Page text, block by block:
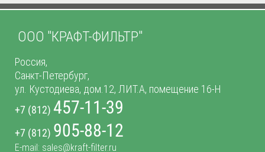
ООО "КРАФТ-ФИЛЬТР"
Россия,
Санкт-Петербург,
ул. Кустодиева, дом.12, ЛИТ.А, помещение 16-Н
+7 (812) 457-11-39
+7 (812) 905-88-12
E-mail: sales@kraft-filter.ru